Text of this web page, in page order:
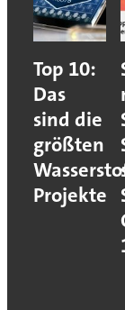
Top 10:
Das
sind die
größten
Projekte